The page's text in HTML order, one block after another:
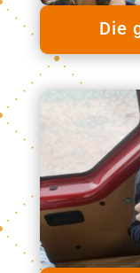
Die